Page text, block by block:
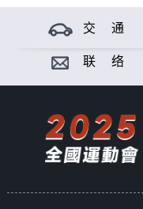
交 通
联 络